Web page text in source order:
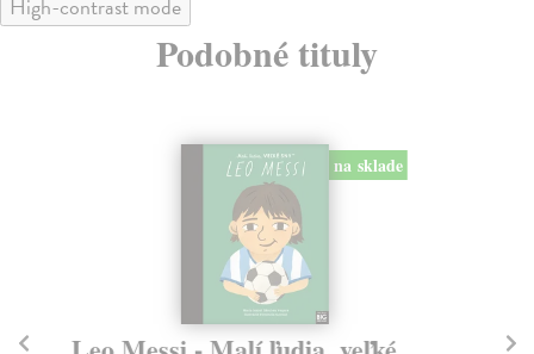
Podobné tituly
na sklade